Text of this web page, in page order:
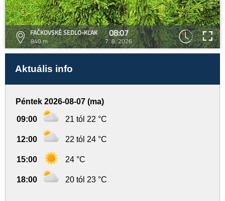
FAČKOVSKÉ SEDLO-KĽAK
840 m
08:07
7. 8. 2026
Aktuális info
Péntek 2026-08-07 (ma)
09:00 21 tól 22 °C
12:00 22 tól 24 °C
15:00 24 °C
18:00 20 tól 23 °C